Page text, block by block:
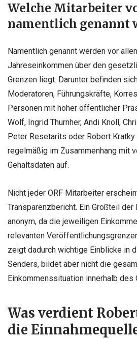
Welche Mitarbeiter
namentlich genannt
Namentlich genannt werden vor
Jahreseinkommen über den
Grenzen liegt. Darunter befinden
Moderatoren, Führungskräfte,
Personen mit hoher öffentlicher
Wolf, Ingrid Thurnher, Andi Knoll,
Peter Resetarits oder Robert Kratky
regelmäßig im Zusammenhang mit
Gehaltsdaten auf.
Nicht jeder ORF Mitarbeiter
Transparenzbericht. Ein Großteil
anonym, da die jeweiligen
relevanten
zeigt dadurch wichtige Einblicke in
Senders, bildet aber nicht die
Einkommenssituation innerhalb des
Was verdient
die